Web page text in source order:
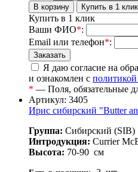
Купить в 1 клик
Ваши ФИО*:
Email или телефон*:
Я даю согласие на
и ознакомлен с
* — Поля, обязательные
Артикул: 3405
Ирис сибирский "Butter
Группа: Сибирский (SIB)
Интродукция: Currier
Высота: 70-90 см